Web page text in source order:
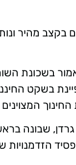
מהיר
בשכונת
בשקט
הזדמנויות